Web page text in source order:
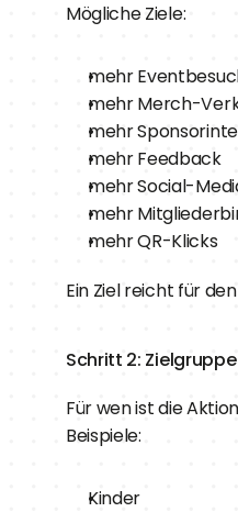
Mögliche Ziele:
mehr
mehr Merch-
mehr
mehr Feedback
mehr Social-
mehr
mehr QR-Klicks
Ein Ziel reicht für
Schritt 2:
Für wen ist die
Beispiele:
Kinder